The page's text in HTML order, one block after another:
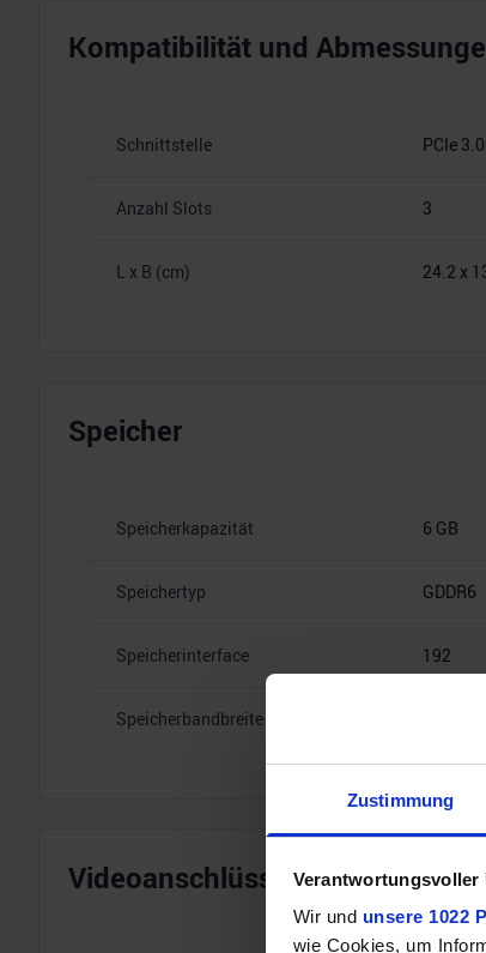
Zustimmung
Verantwortungsvoller
Wir und unsere 1022
wie Cookies, um
Kompatibilität und
Schnittstelle PCIe
Anzahl Slots 3
L x B (cm) 24.2 x
Speicher
Speicherkapazität 6 GB
Speichertyp GDDR6
Speicherinterface 192
Speicherbandbreite
Videoanschlüsse